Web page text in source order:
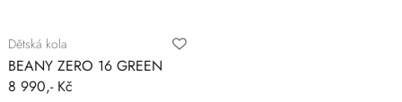
Dětská kola
BEANY ZERO 16 GREEN
8 990,- Kč